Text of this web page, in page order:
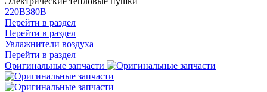
220В380В
Перейти в раздел
Перейти в раздел
Увлажнители воздуха
Перейти в раздел
Оригинальные запчасти